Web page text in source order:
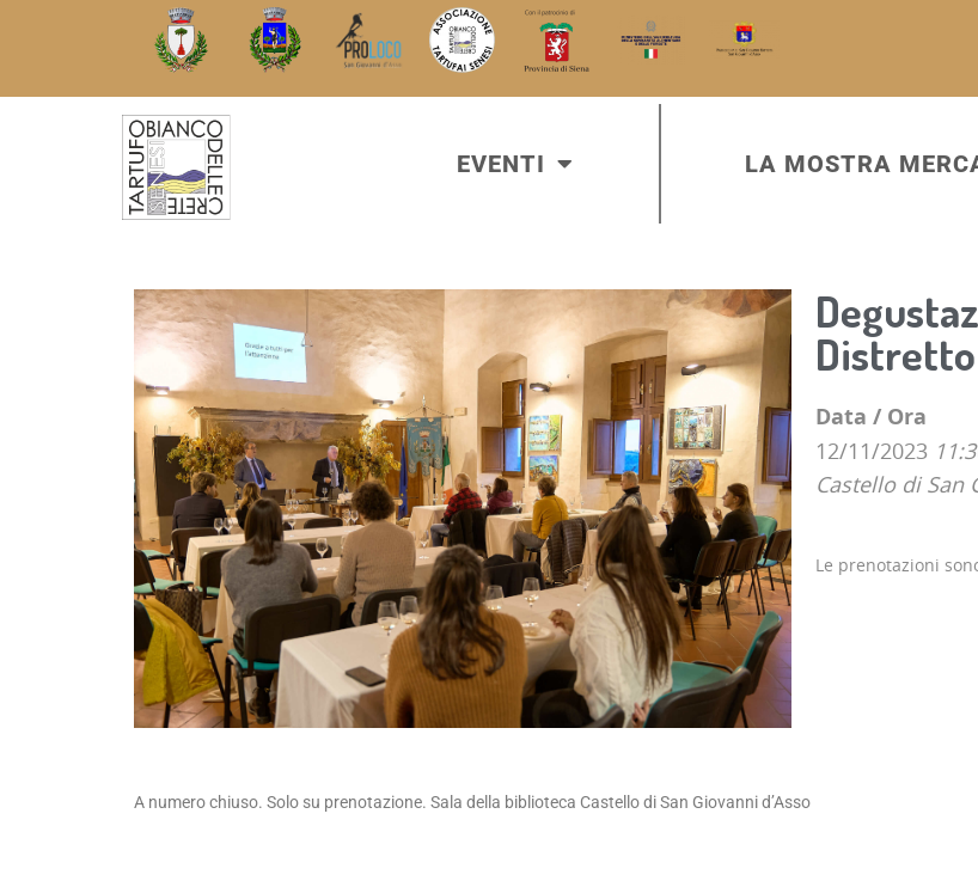
EVENTI LA MOSTRA
Data / Ora
12/11/2023
Castello di San
Le prenotazioni
A numero chiuso. Solo su prenotazione. Sala della biblioteca Castello di San Giovanni d’Asso